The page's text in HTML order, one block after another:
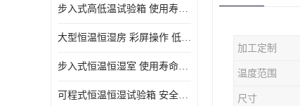
步入式高低温试验箱 使用寿命长 低耗电量 平稳电流
大型恒温恒湿房 彩屏操作 低耗电量 平稳电流
步入式恒温恒湿室 使用寿命长 移动和放置方便
可程式恒温恒湿试验箱 安全可靠 美观实用 清洁更方便
加工定制
温度范围
尺寸